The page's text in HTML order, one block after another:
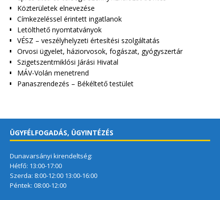
Közterületek elnevezése
Címkezeléssel érintett ingatlanok
Letölthető nyomtatványok
VÉSZ – veszélyhelyzeti értesítési szolgáltatás
Orvosi ügyelet, háziorvosok, fogászat, gyógyszertár
Szigetszentmiklósi Járási Hivatal
MÁV-Volán menetrend
Panaszrendezés – Békéltető testület
ÜGYFÉLFOGADÁS, ÜGYINTÉZÉS
Dunavarsányi kirendeltség:
Hétfő: 13:00-17:00
Szerda: 8:00-12:00 13:00-16:00
Péntek: 08:00-12:00